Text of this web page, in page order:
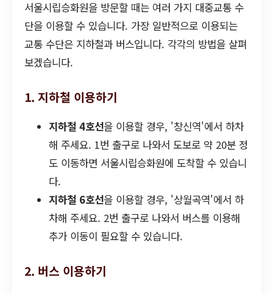
서울시립승화원을 방문할 때는 여러 가지 대중교통 수
단을 이용할 수 있습니다. 가장 일반적으로 이용되는
교통 수단은 지하철과 버스입니다. 각각의 방법을 살펴
보겠습니다.
1. 지하철 이용하기
지하철 4호선을 이용할 경우, '창신역'에서 하차
해 주세요. 1번 출구로 나와서 도보로 약 20분 정
도 이동하면 서울시립승화원에 도착할 수 있습니
다.
지하철 6호선을 이용할 경우, '상월곡역'에서 하
차해 주세요. 2번 출구로 나와서 버스를 이용해
추가 이동이 필요할 수 있습니다.
2. 버스 이용하기